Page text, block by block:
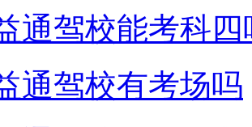
通驾校能考科四
通驾校有考场吗